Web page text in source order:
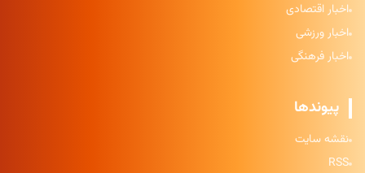
اخبار اقتصادی
اخبار ورزشی
اخبار فرهنگی
پیوندها
نقشه سایت
RSS